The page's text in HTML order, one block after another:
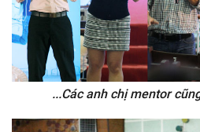
...Các anh chị mentor